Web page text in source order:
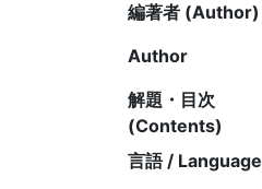
編著者 (Author)
Author
解題・目次
(Contents)
言語 / Language